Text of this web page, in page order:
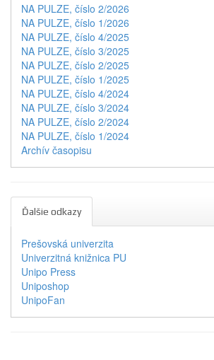
NA PULZE, číslo 2/2026
NA PULZE, číslo 1/2026
NA PULZE, číslo 4/2025
NA PULZE, číslo 3/2025
NA PULZE, číslo 2/2025
NA PULZE, číslo 1/2025
NA PULZE, číslo 4/2024
NA PULZE, číslo 3/2024
NA PULZE, číslo 2/2024
NA PULZE, číslo 1/2024
Archív časopisu
Ďalšie odkazy
Prešovská univerzita
Univerzitná knižnica PU
Unipo Press
Uniposhop
UnipoFan